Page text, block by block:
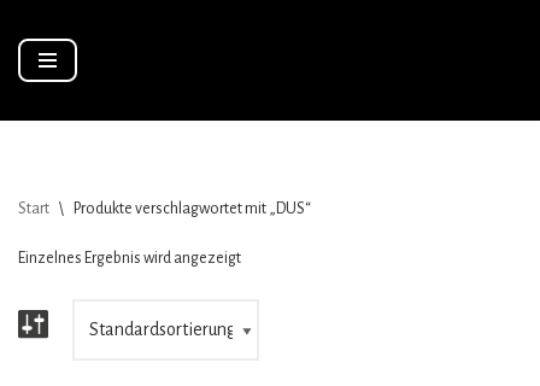
Zum
Start \ Produkte verschlagwortet mit „DUS“
Einzelnes Ergebnis wird angezeigt